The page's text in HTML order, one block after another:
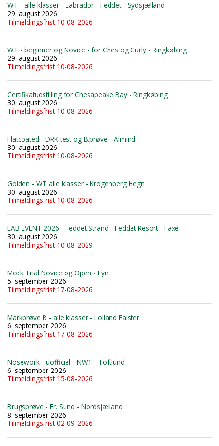
WT - alle klasser - Labrador - Feddet - Sydsjælland
29. august 2026
Tilmeldingsfrist 10-08-2026
WT - beginner og Novice - for Ches og Curly - Ringkøbing
29. august 2026
Tilmeldingsfrist 10-08-2026
Certifikatudstilling for Chesapeake Bay - Ringkøbing
30. august 2026
Tilmeldingsfrist 10-08-2026
Flatcoated - DRK test og B.prøve - Almind
30. august 2026
Tilmeldingsfrist 10-08-2026
Golden - WT alle klasser - Krogenberg Hegn
30. august 2026
Tilmeldingsfrist 10-08-2026
LAB EVENT 2026 - Feddet Strand - Feddet Resort - Faxe
30. august 2026
Tilmeldingsfrist 10-08-2029
Mock Trial Novice og Open - Fyn
5. september 2026
Tilmeldingsfrist 17-08-2026
Markprøve B - alle klasser - Lolland Falster
6. september 2026
Tilmeldingsfrist 17-08-2026
Nosework - uofficiel - NW1 - Toftlund
6. september 2026
Tilmeldingsfrist 15-08-2026
Brugsprøve - Fr. Sund - Nordsjælland
8. september 2026
Tilmeldingsfrist 02-09-2026